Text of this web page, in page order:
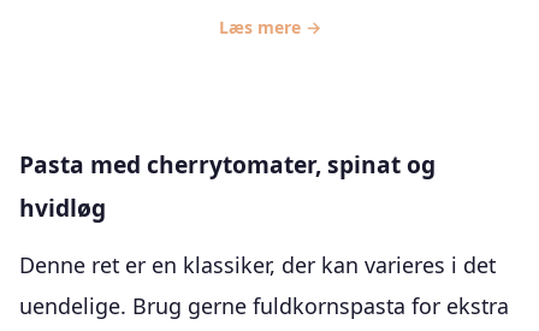
Læs mere →
Pasta med cherrytomater, spinat og
hvidløg
Denne ret er en klassiker, der kan varieres i det
uendelige. Brug gerne fuldkornspasta for ekstra